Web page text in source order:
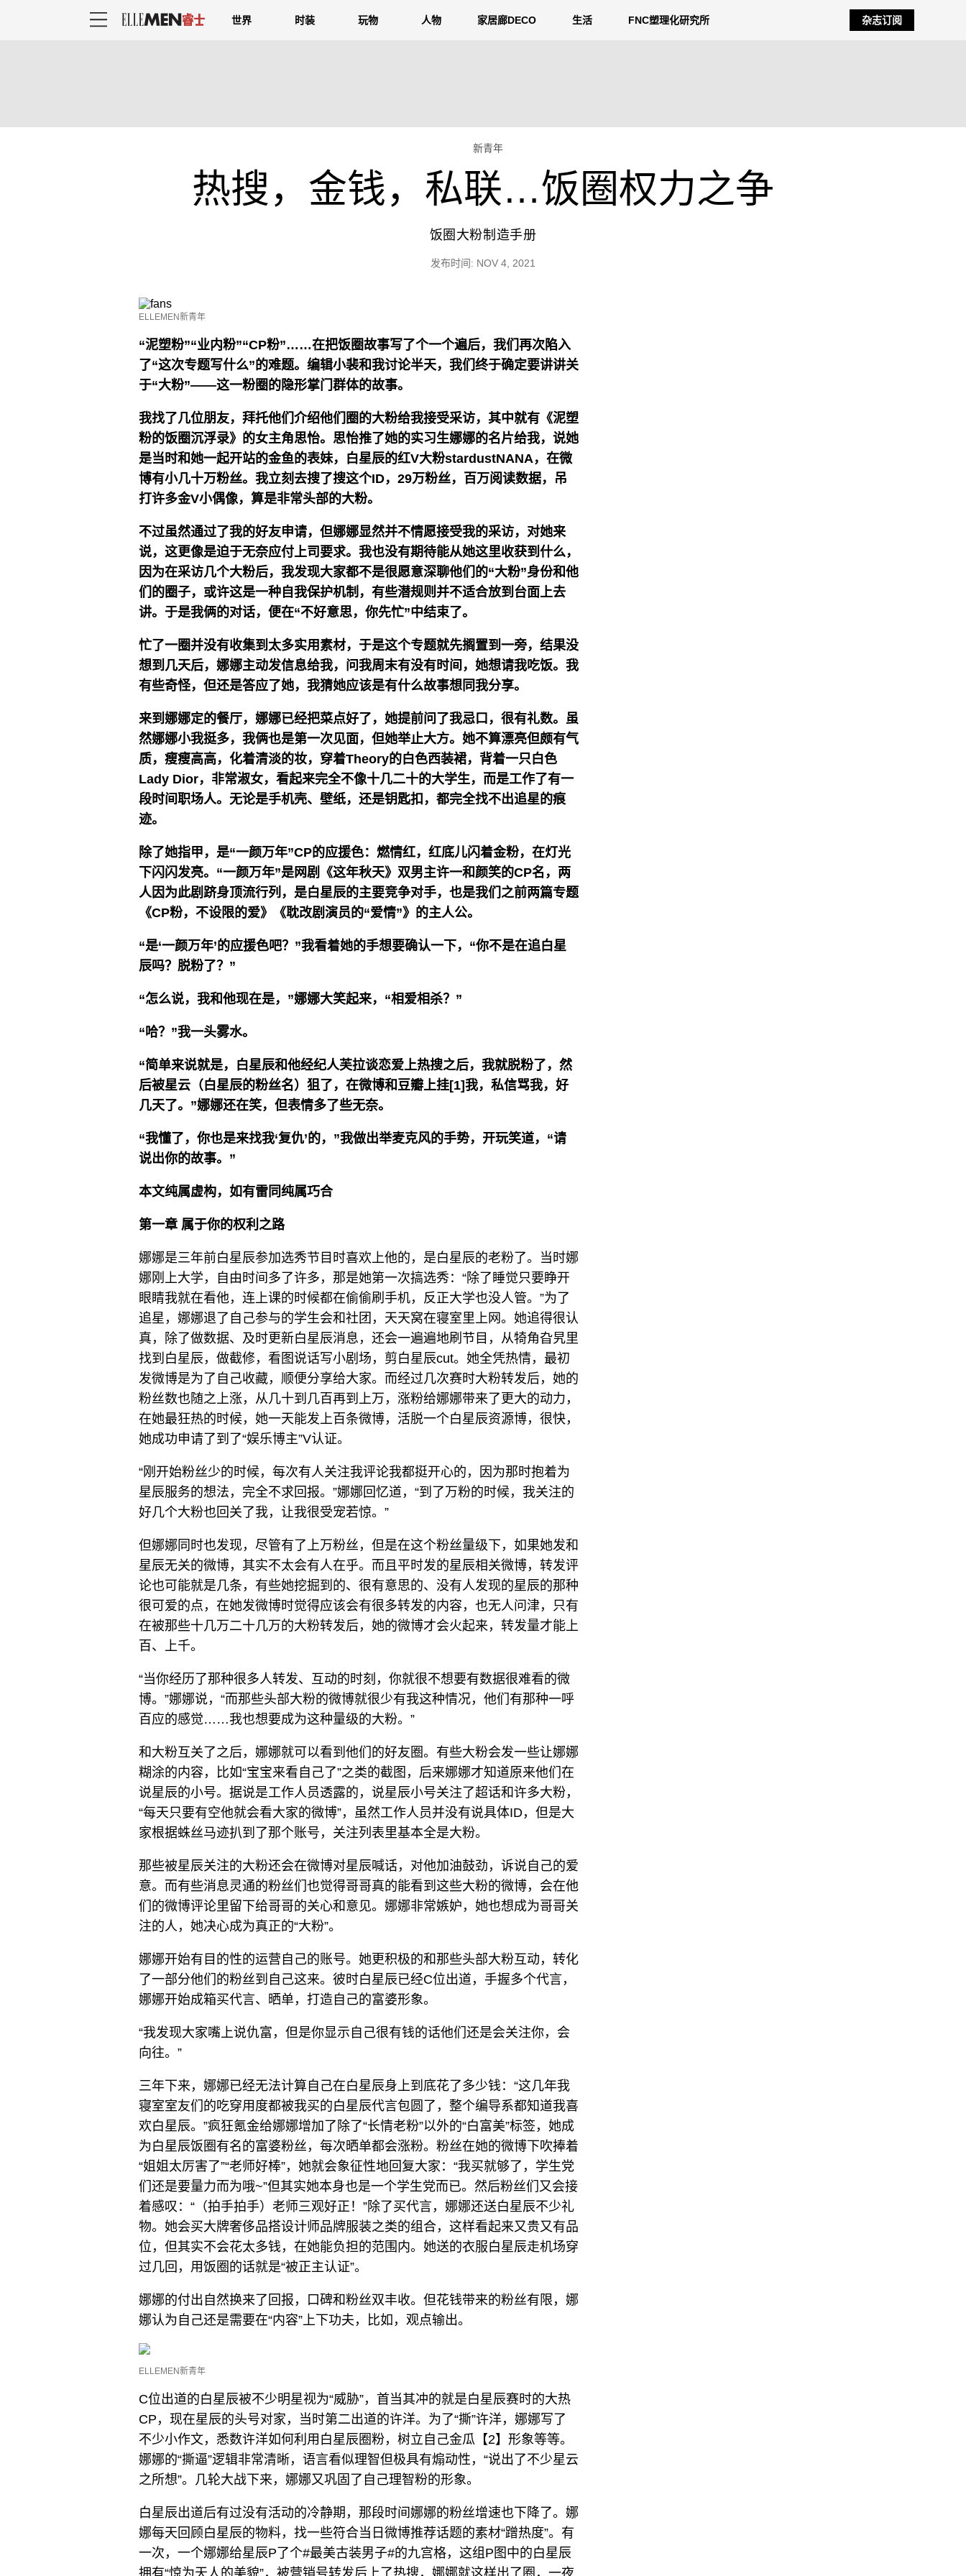
世界 时装 玩物 人物 家居廊DECO 生活 FNC塑理化研究所 杂志订阅
新青年
热搜，金钱，私联…饭圈权力之争
饭圈大粉制造手册
发布时间: NOV 4, 2021
ELLEMEN新青年
“泥塑粉”“业内粉”“CP粉”……在把饭圈故事写了个一个遍后，我们再次陷入
了“这次专题写什么”的难题。编辑小裴和我讨论半天，我们终于确定要讲讲关
于“大粉”——这一粉圈的隐形掌门群体的故事。
我找了几位朋友，拜托他们介绍他们圈的大粉给我接受采访，其中就有《泥塑
粉的饭圈沉浮录》的女主角思怡。思怡推了她的实习生娜娜的名片给我，说她
是当时和她一起开站的金鱼的表妹，白星辰的红V大粉stardustNANA，在微
博有小几十万粉丝。我立刻去搜了搜这个ID，29万粉丝，百万阅读数据，吊
打许多金V小偶像，算是非常头部的大粉。
不过虽然通过了我的好友申请，但娜娜显然并不情愿接受我的采访，对她来
说，这更像是迫于无奈应付上司要求。我也没有期待能从她这里收获到什么，
因为在采访几个大粉后，我发现大家都不是很愿意深聊他们的“大粉”身份和他
们的圈子，或许这是一种自我保护机制，有些潜规则并不适合放到台面上去
讲。于是我俩的对话，便在“不好意思，你先忙”中结束了。
忙了一圈并没有收集到太多实用素材，于是这个专题就先搁置到一旁，结果没
想到几天后，娜娜主动发信息给我，问我周末有没有时间，她想请我吃饭。我
有些奇怪，但还是答应了她，我猜她应该是有什么故事想同我分享。
来到娜娜定的餐厅，娜娜已经把菜点好了，她提前问了我忌口，很有礼数。虽
然娜娜小我挺多，我俩也是第一次见面，但她举止大方。她不算漂亮但颇有气
质，瘦瘦高高，化着清淡的妆，穿着Theory的白色西装裙，背着一只白色
Lady Dior，非常淑女，看起来完全不像十几二十的大学生，而是工作了有一
段时间职场人。无论是手机壳、壁纸，还是钥匙扣，都完全找不出追星的痕
迹。
除了她指甲，是“一颜万年”CP的应援色：燃情红，红底儿闪着金粉，在灯光
下闪闪发亮。“一颜万年”是网剧《这年秋天》双男主许一和颜笑的CP名，两
人因为此剧跻身顶流行列，是白星辰的主要竞争对手，也是我们之前两篇专题
《CP粉，不设限的爱》《耽改剧演员的“爱情”》的主人公。
“是‘一颜万年’的应援色吧？”我看着她的手想要确认一下，“你不是在追白星
辰吗？脱粉了？”
“怎么说，我和他现在是，”娜娜大笑起来，“相爱相杀？”
“哈？”我一头雾水。
“简单来说就是，白星辰和他经纪人芙拉谈恋爱上热搜之后，我就脱粉了，然
后被星云（白星辰的粉丝名）狙了，在微博和豆瓣上挂[1]我，私信骂我，好
几天了。”娜娜还在笑，但表情多了些无奈。
“我懂了，你也是来找我‘复仇’的，”我做出举麦克风的手势，开玩笑道，“请
说出你的故事。”
本文纯属虚构，如有雷同纯属巧合
第一章 属于你的权利之路
娜娜是三年前白星辰参加选秀节目时喜欢上他的，是白星辰的老粉了。当时娜
娜刚上大学，自由时间多了许多，那是她第一次搞选秀：“除了睡觉只要睁开
眼睛我就在看他，连上课的时候都在偷偷刷手机，反正大学也没人管。”为了
追星，娜娜退了自己参与的学生会和社团，天天窝在寝室里上网。她追得很认
真，除了做数据、及时更新白星辰消息，还会一遍遍地刷节目，从犄角旮旯里
找到白星辰，做截修，看图说话写小剧场，剪白星辰cut。她全凭热情，最初
发微博是为了自己收藏，顺便分享给大家。而经过几次赛时大粉转发后，她的
粉丝数也随之上涨，从几十到几百再到上万，涨粉给娜娜带来了更大的动力，
在她最狂热的时候，她一天能发上百条微博，活脱一个白星辰资源博，很快，
她成功申请了到了“娱乐博主”V认证。
“刚开始粉丝少的时候，每次有人关注我评论我都挺开心的，因为那时抱着为
星辰服务的想法，完全不求回报。”娜娜回忆道，“到了万粉的时候，我关注的
好几个大粉也回关了我，让我很受宠若惊。”
但娜娜同时也发现，尽管有了上万粉丝，但是在这个粉丝量级下，如果她发和
星辰无关的微博，其实不太会有人在乎。而且平时发的星辰相关微博，转发评
论也可能就是几条，有些她挖掘到的、很有意思的、没有人发现的星辰的那种
很可爱的点，在她发微博时觉得应该会有很多转发的内容，也无人问津，只有
在被那些十几万二十几万的大粉转发后，她的微博才会火起来，转发量才能上
百、上千。
“当你经历了那种很多人转发、互动的时刻，你就很不想要有数据很难看的微
博。”娜娜说，“而那些头部大粉的微博就很少有我这种情况，他们有那种一呼
百应的感觉……我也想要成为这种量级的大粉。”
和大粉互关了之后，娜娜就可以看到他们的好友圈。有些大粉会发一些让娜娜
糊涂的内容，比如“宝宝来看自己了”之类的截图，后来娜娜才知道原来他们在
说星辰的小号。据说是工作人员透露的，说星辰小号关注了超话和许多大粉，
“每天只要有空他就会看大家的微博”，虽然工作人员并没有说具体ID，但是大
家根据蛛丝马迹扒到了那个账号，关注列表里基本全是大粉。
那些被星辰关注的大粉还会在微博对星辰喊话，对他加油鼓劲，诉说自己的爱
意。而有些消息灵通的粉丝们也觉得哥哥真的能看到这些大粉的微博，会在他
们的微博评论里留下给哥哥的关心和意见。娜娜非常嫉妒，她也想成为哥哥关
注的人，她决心成为真正的“大粉”。
娜娜开始有目的性的运营自己的账号。她更积极的和那些头部大粉互动，转化
了一部分他们的粉丝到自己这来。彼时白星辰已经C位出道，手握多个代言，
娜娜开始成箱买代言、晒单，打造自己的富婆形象。
“我发现大家嘴上说仇富，但是你显示自己很有钱的话他们还是会关注你，会
向往。”
三年下来，娜娜已经无法计算自己在白星辰身上到底花了多少钱：“这几年我
寝室室友们的吃穿用度都被我买的白星辰代言包圆了，整个编导系都知道我喜
欢白星辰。”疯狂氪金给娜娜增加了除了“长情老粉”以外的“白富美”标签，她成
为白星辰饭圈有名的富婆粉丝，每次晒单都会涨粉。粉丝在她的微博下吹捧着
“姐姐太厉害了”“老师好棒”，她就会象征性地回复大家：“我买就够了，学生党
们还是要量力而为哦~”但其实她本身也是一个学生党而已。然后粉丝们又会接
着感叹：“（拍手拍手）老师三观好正！”除了买代言，娜娜还送白星辰不少礼
物。她会买大牌奢侈品搭设计师品牌服装之类的组合，这样看起来又贵又有品
位，但其实不会花太多钱，在她能负担的范围内。她送的衣服白星辰走机场穿
过几回，用饭圈的话就是“被正主认证”。
娜娜的付出自然换来了回报，口碑和粉丝双丰收。但花钱带来的粉丝有限，娜
娜认为自己还是需要在“内容”上下功夫，比如，观点输出。
ELLEMEN新青年
C位出道的白星辰被不少明星视为“威胁”，首当其冲的就是白星辰赛时的大热
CP，现在星辰的头号对家，当时第二出道的许洋。为了“撕”许洋，娜娜写了
不少小作文，悉数许洋如何利用白星辰圈粉，树立自己金瓜【2】形象等等。
娜娜的“撕逼”逻辑非常清晰，语言看似理智但极具有煽动性，“说出了不少星云
之所想”。几轮大战下来，娜娜又巩固了自己理智粉的形象。
白星辰出道后有过没有活动的冷静期，那段时间娜娜的粉丝增速也下降了。娜
娜每天回顾白星辰的物料，找一些符合当日微博推荐话题的素材“蹭热度”。有
一次，一个娜娜给星辰P了个#最美古装男子#的九宫格，这组P图中的白星辰
拥有“惊为天人的美貌”，被营销号转发后上了热搜，娜娜就这样出了圈，一夜